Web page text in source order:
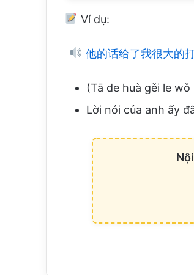
Ví dụ:
他的话给了我很大的打
(Tā de huà gěi le
Lời nói của anh ấy